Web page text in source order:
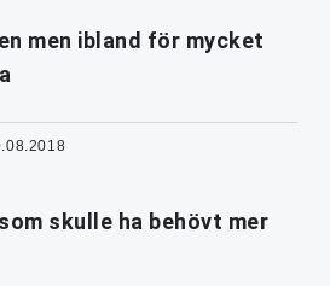
men ibland för mycket
skulle ha behövt mer